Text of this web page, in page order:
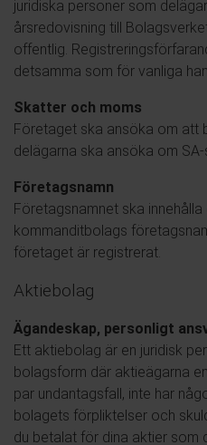
juridiska personer som
årsredovisning till
offentlig.
detsamma som för vanliga
Skatter och moms
Företaget ska ansöka om att
delägarna ska ansöka om
Företagsnamn
Företagsnamnet ska
kommanditbolags
företaget är registrerat.
Aktiebolag
Ägandeskap, personligt
Ett aktiebolag är en juridisk
bolagsform där aktieägarna
par undantagsfall, inte har
bolagets förpliktelser och
du betalat för dina aktier som